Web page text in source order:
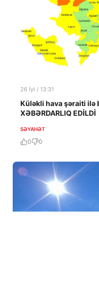
26 İyl / 13:31
Küləkli hava şəraiti ilə
XƏBƏRDARLIQ EDİLDİ
SƏYAHƏT
0 0